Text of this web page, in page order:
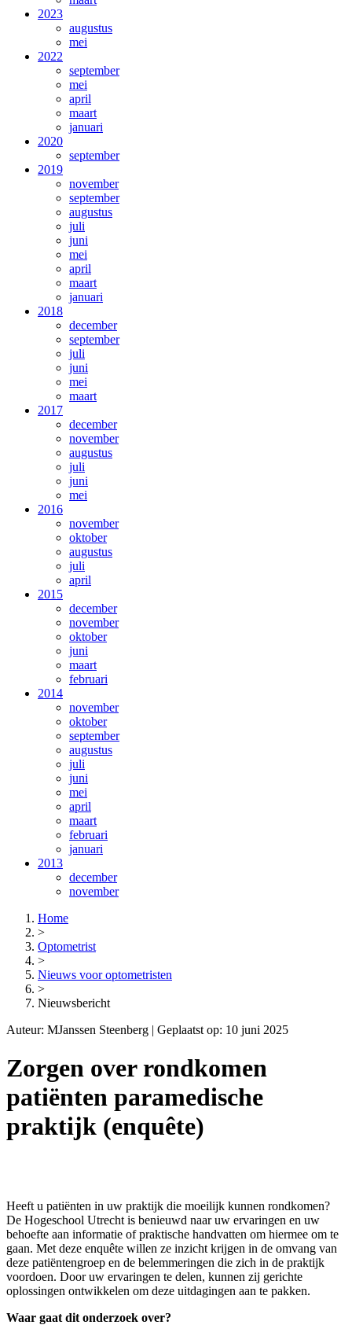
2023
augustus
mei
2022
september
mei
april
maart
januari
2020
september
2019
november
september
augustus
juli
juni
mei
april
maart
januari
2018
december
september
juli
juni
mei
maart
2017
december
november
augustus
juli
juni
mei
2016
november
oktober
augustus
juli
april
2015
december
november
oktober
juni
maart
februari
2014
november
oktober
september
augustus
juli
juni
mei
april
maart
februari
januari
2013
december
november
Home
>
Optometrist
>
Nieuws voor optometristen
>
Nieuwsbericht
Auteur: MJanssen Steenberg | Geplaatst op: 10 juni 2025
Zorgen over rondkomen
patiënten paramedische
praktijk (enquête)
Heeft u patiënten in uw praktijk die moeilijk kunnen rondkomen?
De Hogeschool Utrecht is benieuwd naar uw ervaringen en uw
behoefte aan informatie of praktische handvatten om hiermee om te
gaan. Met deze enquête willen ze inzicht krijgen in de omvang van
deze patiëntengroep en de belemmeringen die zich in de praktijk
voordoen. Door uw ervaringen te delen, kunnen zij gerichte
oplossingen ontwikkelen om deze uitdagingen aan te pakken.
Waar gaat dit onderzoek over?